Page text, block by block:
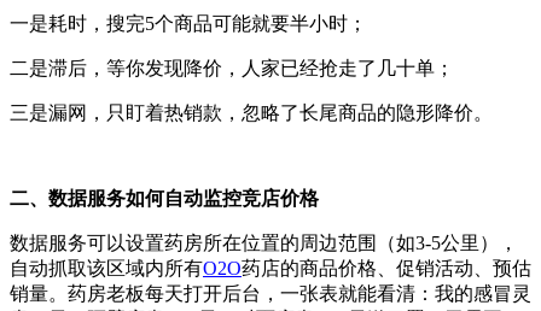
一是耗时，搜完5个商品可能就要半小时；
二是滞后，等你发现降价，人家已经抢走了几十单；
三是漏网，只盯着热销款，忽略了长尾商品的隐形降价。
二、数据服务如何自动监控竞店价格
数据服务可以设置药房所在位置的周边范围（如3-5公里），
自动抓取该区域内所有O2O药店的商品价格、促销活动、预估
销量。药房老板每天打开后台，一张表就能看清：我的感冒灵